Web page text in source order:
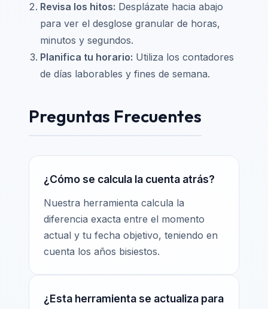
Revisa los hitos: Desplázate hacia abajo
para ver el desglose granular de horas,
minutos y segundos.
Planifica tu horario: Utiliza los contadores
de días laborables y fines de semana.
Preguntas Frecuentes
¿Cómo se calcula la cuenta atrás?
Nuestra herramienta calcula la
diferencia exacta entre el momento
actual y tu fecha objetivo, teniendo en
cuenta los años bisiestos.
¿Esta herramienta se actualiza para